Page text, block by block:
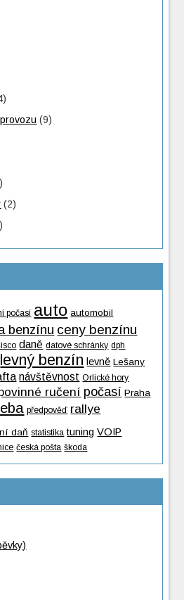
(9)
(2)
počasí auto automobil
benzínu ceny benzínu
daně datové schránky dph
levný benzín levně Lešany
návštěvnost Orlické hory
ručení počasí Praha
předpověď rallye
daň statistika tuning VOIP
česká pošta škoda